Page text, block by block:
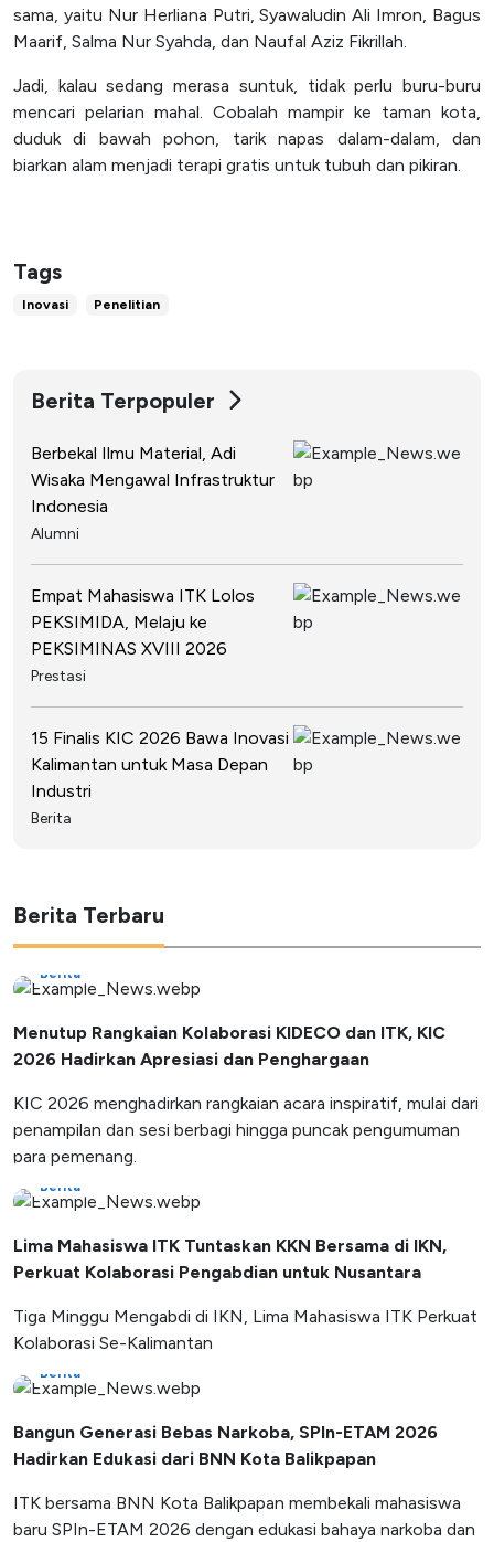
sama, yaitu Nur Herliana Putri, Syawaludin Ali Imron, Bagus
Maarif, Salma Nur Syahda, dan Naufal Aziz Fikrillah.
Jadi, kalau sedang merasa suntuk, tidak perlu buru-buru
mencari pelarian mahal. Cobalah mampir ke taman kota,
duduk di bawah pohon, tarik napas dalam-dalam, dan
biarkan alam menjadi terapi gratis untuk tubuh dan pikiran.
Tags
Inovasi Penelitian
Berita Terpopuler
Berbekal Ilmu Material, Adi
Wisaka Mengawal Infrastruktur
Indonesia
Alumni
Empat Mahasiswa ITK Lolos
PEKSIMIDA, Melaju ke
PEKSIMINAS XVIII 2026
Prestasi
15 Finalis KIC 2026 Bawa Inovasi
Kalimantan untuk Masa Depan
Industri
Berita
Berita Terbaru
Berita
Menutup Rangkaian Kolaborasi KIDECO dan ITK, KIC
2026 Hadirkan Apresiasi dan Penghargaan
KIC 2026 menghadirkan rangkaian acara inspiratif, mulai dari
penampilan dan sesi berbagi hingga puncak pengumuman
para pemenang.
Berita
Lima Mahasiswa ITK Tuntaskan KKN Bersama di IKN,
Perkuat Kolaborasi Pengabdian untuk Nusantara
Tiga Minggu Mengabdi di IKN, Lima Mahasiswa ITK Perkuat
Kolaborasi Se-Kalimantan
Berita
Bangun Generasi Bebas Narkoba, SPIn-ETAM 2026
Hadirkan Edukasi dari BNN Kota Balikpapan
ITK bersama BNN Kota Balikpapan membekali mahasiswa
baru SPIn-ETAM 2026 dengan edukasi bahaya narkoba dan